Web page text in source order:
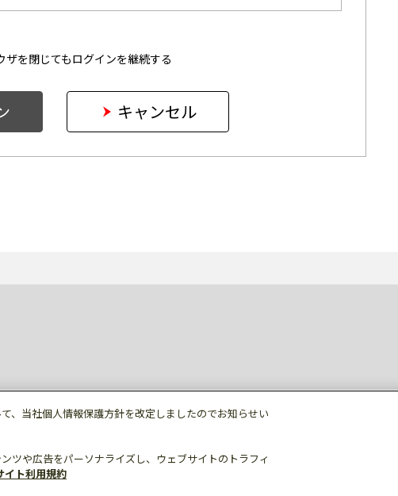
ザを閉じてもログインを継続する
キャンセル
、当社個人情報保護方針を改定しましたのでお知らせい
ツや広告をパーソナライズし、ウェブサイトのトラフィ
イト利用規約